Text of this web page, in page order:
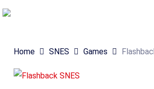
Skip
content
Home SNES Games